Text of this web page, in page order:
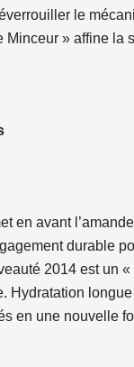
le
» affine la
en avant
durable
2014 est un
Hydratation
en une nouvelle